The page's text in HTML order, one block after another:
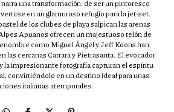
una transformación: de ser un pintoresco
en un glamuroso refugio para la jet-set.
de los clubes de playa salpican las arenas
Apuanos ofrecen un majestuoso telón de
como Miguel Ángel y Jeff Koons han
las cercanas Carrara y Pietrasanta. El evocador
la impresionante fotografía capturan el espíritu
convirtiéndolo en un destino ideal para unas
italianas atemporales.